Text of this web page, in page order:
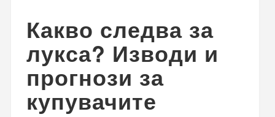
Какво следва за
лукса? Изводи и
прогнози за
купувачите